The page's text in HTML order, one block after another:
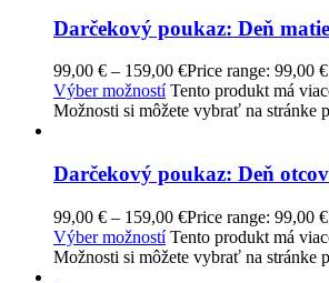
Darčekový poukaz: Deň
99,00 € – 159,00 €Price range: 99,00
Výber možností Tento produkt má
Možnosti si môžete vybrať na stránke
Darčekový poukaz: Deň otcov
99,00 € – 159,00 €Price range: 99,00
Výber možností Tento produkt má
Možnosti si môžete vybrať na stránke